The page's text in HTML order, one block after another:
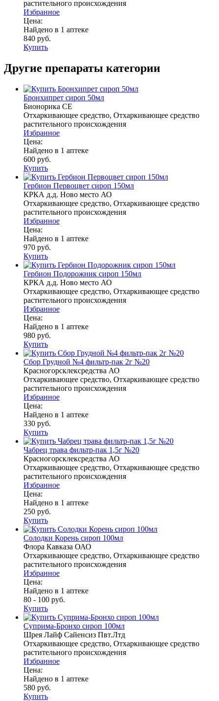
растительного происхождения
Избранное
Цена:
Найдено в 1 аптеке
840 руб.
Купить
Другие препараты категории
Бронхипрет сироп 50мл
Бионорика СЕ
Отхаркивающее средство, Отхаркивающее средство
растительного происхождения
Избранное
Цена:
Найдено в 1 аптеке
600 руб.
Купить
Гербион Первоцвет сироп 150мл
КРКА д.д. Ново место АО
Отхаркивающее средство, Отхаркивающее средство
растительного происхождения
Избранное
Цена:
Найдено в 1 аптеке
970 руб.
Купить
Гербион Подорожник сироп 150мл
КРКА д.д. Ново место АО
Отхаркивающее средство, Отхаркивающее средство
растительного происхождения
Избранное
Цена:
Найдено в 1 аптеке
980 руб.
Купить
Сбор Грудной №4 фильтр-пак 2г №20
Красногорсклексредства АО
Отхаркивающее средство, Отхаркивающее средство
растительного происхождения
Избранное
Цена:
Найдено в 1 аптеке
330 руб.
Купить
Чабрец трава фильтр-пак 1,5г №20
Красногорсклексредства АО
Отхаркивающее средство, Отхаркивающее средство
растительного происхождения
Избранное
Цена:
Найдено в 1 аптеке
250 руб.
Купить
Солодки Корень сироп 100мл
Флора Кавказа ОАО
Отхаркивающее средство, Отхаркивающее средство
растительного происхождения
Избранное
Цена:
Найдено в 1 аптеке
80 - 100 руб.
Купить
Суприма-Бронхо сироп 100мл
Шрея Лайф Сайенсиз Пвт.Лтд
Отхаркивающее средство, Отхаркивающее средство
растительного происхождения
Избранное
Цена:
Найдено в 1 аптеке
580 руб.
Купить